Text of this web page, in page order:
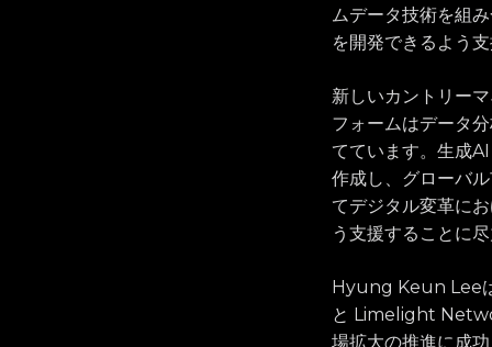
ムデータ技術を組
を開発できるよう
新しいカントリー
フォームはデータ
てています。生成
作成し、グローバ
てデジタル変革に
う支援することに
Hyung Keun Lee
と Limelight
場拡大の推進に成